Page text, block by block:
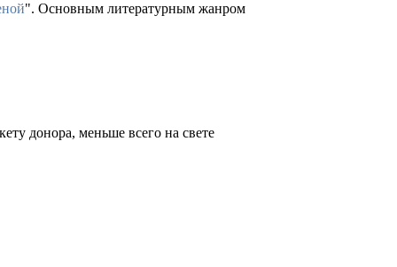
". Основным литературным жанром
донора, меньше всего на свете